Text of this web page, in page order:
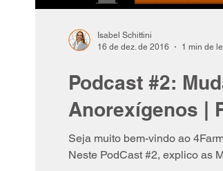
Podcast #2:
Anorexígenos |
Seja muito bem-vindo ao
Neste PodCast #2, explico as
Isabel Schittini
16 de dez. de 2016
1 min de